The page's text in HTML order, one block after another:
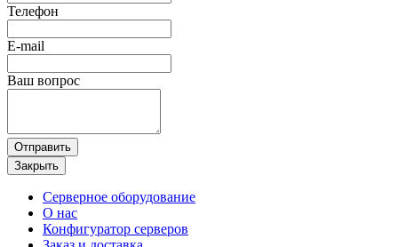
Телефон
E-mail
Ваш вопрос
Отправить
Закрыть
Серверное оборудование
О нас
Конфигуратор серверов